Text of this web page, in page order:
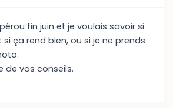
fin juin et je voulais savoir si
ça rend bien, ou si je ne prends
de vos conseils.